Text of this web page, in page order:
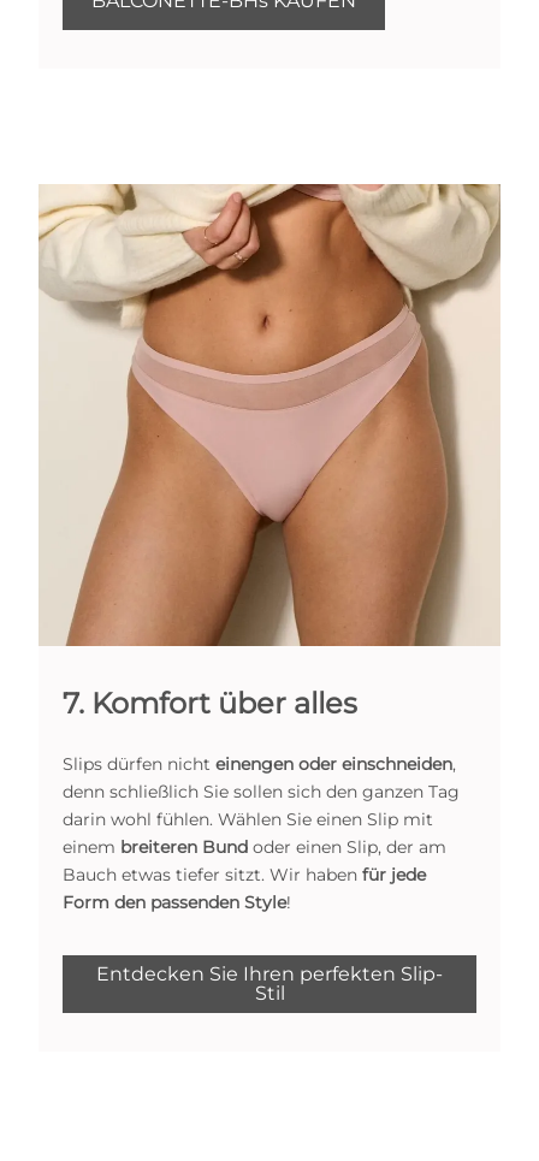
7. Komfort über alles
Slips dürfen nicht einengen oder einschneiden,
denn schließlich Sie sollen sich den ganzen Tag
darin wohl fühlen. Wählen Sie einen Slip mit
einem breiteren Bund oder einen Slip, der am
Bauch etwas tiefer sitzt. Wir haben für jede
Form den passenden Style!
Entdecken Sie Ihren perfekten Slip-
Stil